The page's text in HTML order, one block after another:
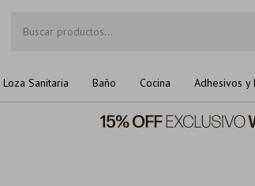
Loza Sanitaria Baño Cocina Adhesivos y